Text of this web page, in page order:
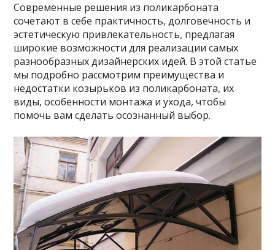
Современные решения из поликарбоната
сочетают в себе практичность, долговечность и
эстетическую привлекательность, предлагая
широкие возможности для реализации самых
разнообразных дизайнерских идей. В этой статье
мы подробно рассмотрим преимущества и
недостатки козырьков из поликарбоната, их
виды, особенности монтажа и ухода, чтобы
помочь вам сделать осознанный выбор.